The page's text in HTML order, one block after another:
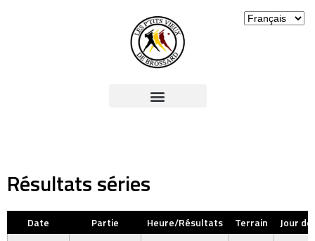
Résultats séries
Date Partie Heure/Résultats Terrain
Jour